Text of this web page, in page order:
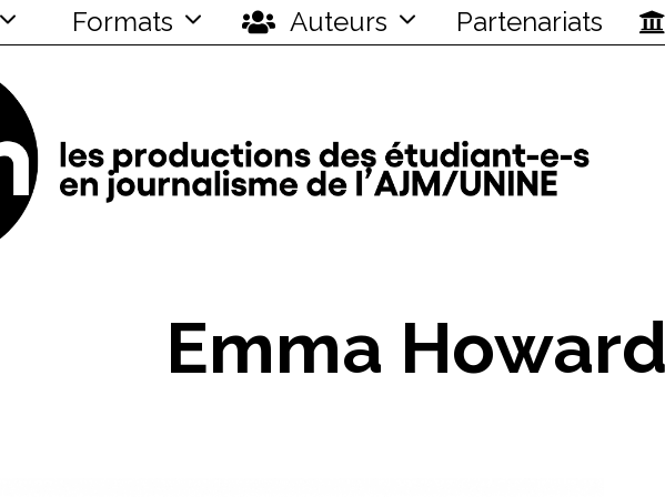
Formats Auteurs Partenariats
Emma Howard